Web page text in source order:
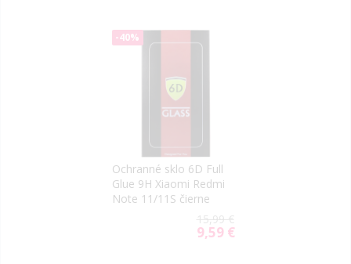
-40%
Ochranné sklo 6D Full
Glue 9H Xiaomi Redmi
Note 11/11S čierne
15,99 €
Special
9,59 €